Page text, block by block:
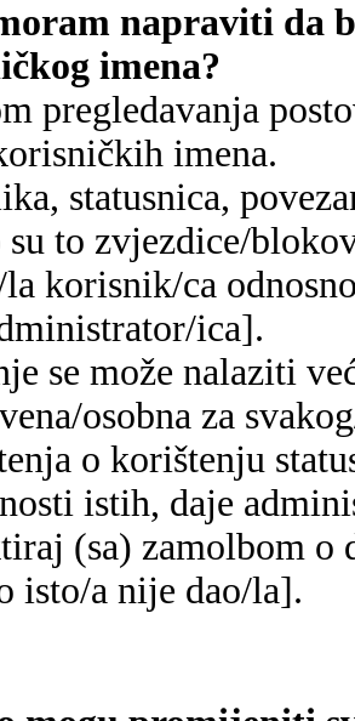
napraviti da
imena?
pregledavanja
imena.
statusnica,
su to zvjezdice/
la korisnik/ca
ica].
se može nalaziti
osobna za
o korištenju
istih, daje
(sa) zamolbom o
isto/a nije dao/la].